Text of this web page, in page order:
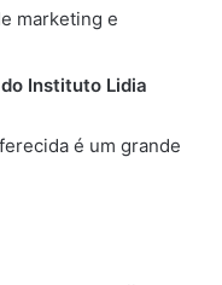
marketing e
Instituto Lidia
é um grande